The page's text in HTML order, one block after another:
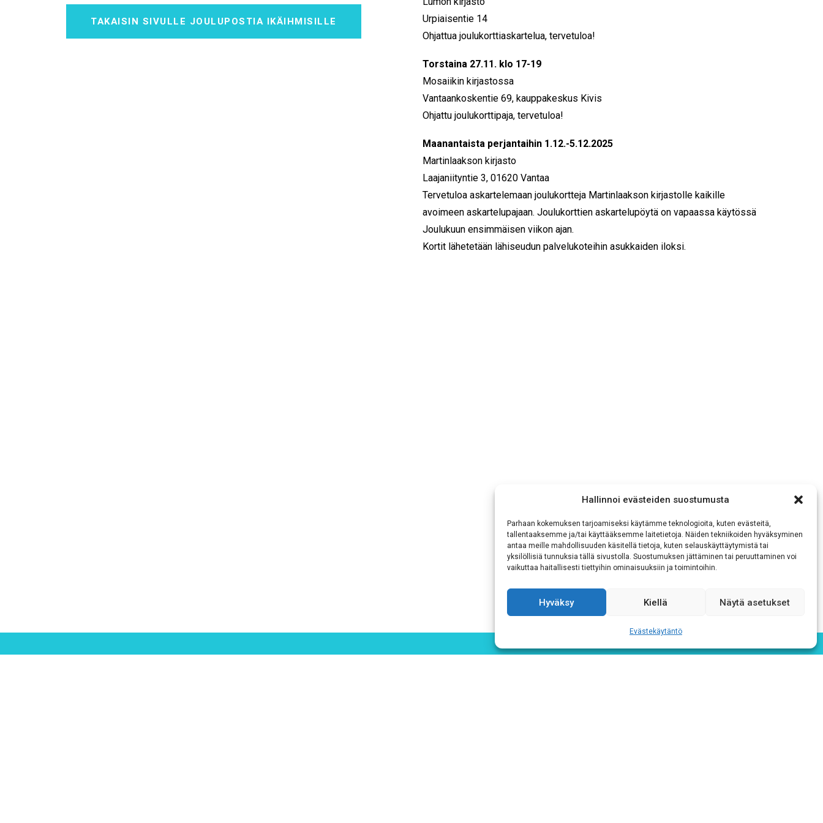
Hallinnoi evästeiden suostumusta
Parhaan kokemuksen tarjoamiseksi käytämme teknologioita, kuten evästeitä,
tallentaaksemme ja/tai käyttääksemme laitetietoja. Näiden tekniikoiden hyväksyminen
antaa meille mahdollisuuden käsitellä tietoja, kuten selauskäyttäytymistä tai
yksilöllisiä tunnuksia tällä sivustolla. Suostumuksen jättäminen tai peruuttaminen voi
vaikuttaa haitallisesti tiettyihin ominaisuuksiin ja toimintoihin.
Hyväksy Kiellä Näytä asetukset
Evästekäytäntö
TAKAISIN SIVULLE JOULUPOSTIA IKÄIHMISILLE
Urpiaisentie 14
Ohjattua joulukorttiaskartelua, tervetuloa!
Torstaina 27.11. klo 17-19
Mosaiikin kirjastossa
Vantaankoskentie 69, kauppakeskus Kivis
Ohjattu joulukorttipaja, tervetuloa!
Maanantaista perjantaihin 1.12.-5.12.2025
Martinlaakson kirjasto
Laajaniityntie 3, 01620 Vantaa
Tervetuloa askartelemaan joulukortteja Martinlaakson kirjastolle kaikille
avoimeen askartelupajaan. Joulukorttien askartelupöytä on vapaassa käytössä
Joulukuun ensimmäisen viikon ajan.
Kortit lähetetään lähiseudun palvelukoteihin asukkaiden iloksi.